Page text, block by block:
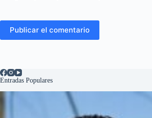
Publicar el comentario
Entradas Populares